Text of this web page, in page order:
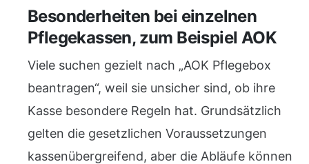
Besonderheiten bei einzelnen
Pflegekassen, zum Beispiel AOK
Viele suchen gezielt nach „AOK Pflegebox
beantragen“, weil sie unsicher sind, ob ihre
Kasse besondere Regeln hat. Grundsätzlich
gelten die gesetzlichen Voraussetzungen
kassenübergreifend, aber die Abläufe können